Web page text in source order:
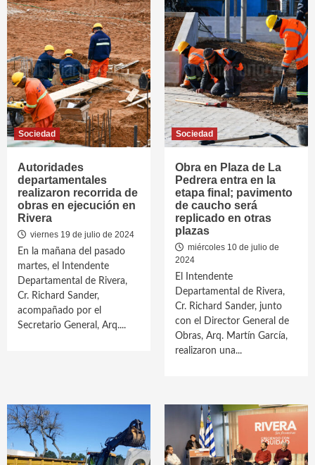
Sociedad
Autoridades
departamentales
realizaron recorrida de
obras en ejecución en
Rivera
viernes 19 de julio de 2024
En la mañana del pasado
martes, el Intendente
Departamental de Rivera,
Cr. Richard Sander,
acompañado por el
Secretario General, Arq....
Sociedad
Obra en Plaza de La
Pedrera entra en la
etapa final; pavimento
de caucho será
replicado en otras
plazas
miércoles 10 de julio de
2024
El Intendente
Departamental de Rivera,
Cr. Richard Sander, junto
con el Director General de
Obras, Arq. Martín García,
realizaron una...